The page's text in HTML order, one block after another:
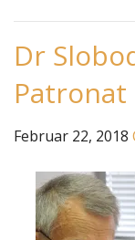
Dr
Patronat
Februar 22, 2018